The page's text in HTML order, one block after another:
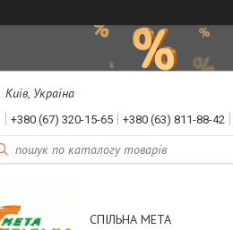
Київ, Україна
+380 (67) 320-15-65 +380 (63) 811-88-42
СПІЛЬНА МЕТА